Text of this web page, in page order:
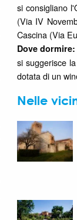
si consigliano
(Via IV
Cascina (Via
Dove dormire:
si suggerisce la
dotata di un
Nelle